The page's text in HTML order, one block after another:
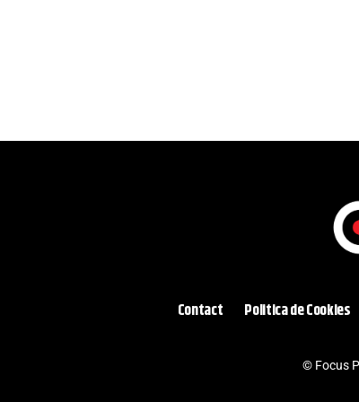
Contact Politica de Cookies
© Focus